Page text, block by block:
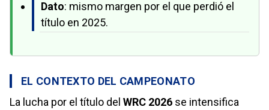
Dato: mismo margen por el que perdió el
título en 2025.
EL CONTEXTO DEL CAMPEONATO
La lucha por el título del WRC 2026 se intensifica